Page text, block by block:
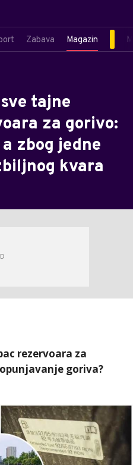
Zabava Magazin
tajne
za gorivo:
zbog jedne
kvara
rezervoara za
goriva?